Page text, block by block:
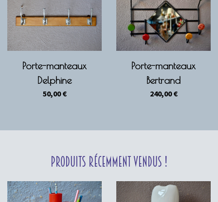
Porte-manteaux
Delphine
50,00€
Porte-manteaux
Bertrand
240,00€
Produits récemment vendus !